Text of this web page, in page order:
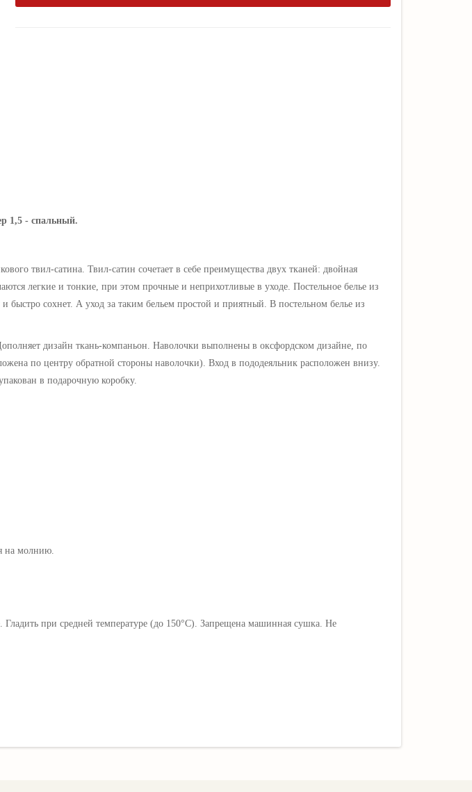
1,5 - спальный.
твил-сатина. Твил-сатин сочетает в себе преимущества двух тканей: двойная
легкие и тонкие, при этом прочные и неприхотливые в уходе. Постельное белье из
быстро сохнет. А уход за таким бельем простой и приятный. В постельном белье из
дизайн ткань-компаньон. Наволочки выполнены в оксфордском дизайне, по
по центру обратной стороны наволочки). Вход в пододеяльник расположен внизу.
в подарочную коробку.
молнию.
при средней температуре (до 150°C). Запрещена машинная сушка. Не